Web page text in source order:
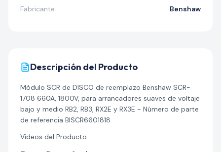
Fabricante Benshaw
Descripción del Producto
Módulo SCR de DISCO de reemplazo Benshaw SCR-
1708 660A, 1800V, para arrancadores suaves de voltaje
bajo y medio RB2, RB3, RX2E y RX3E - Número de parte
de referencia BISCR6601818
Videos del Producto